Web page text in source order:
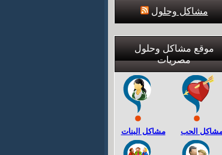
مشاكل وحلول
موقع مشاكل وحلول
مصريات
مشاكل البنات الحب